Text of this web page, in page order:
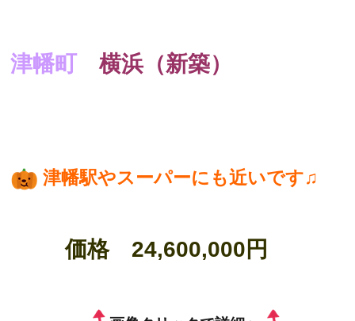
津幡町横浜（新築）
津幡駅やスーパーにも近いです♫
価格 24,600,000円